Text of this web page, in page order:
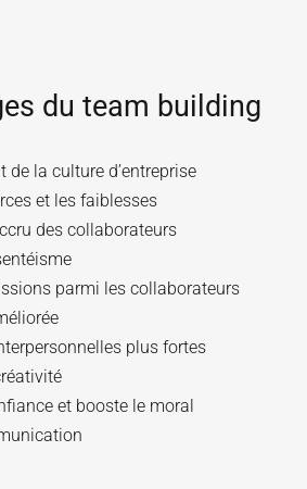
du team building
de la culture d’entreprise
et les faiblesses
des collaborateurs
parmi les collaborateurs
plus fortes
et booste le moral